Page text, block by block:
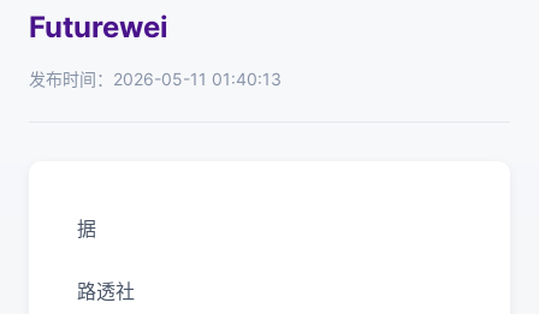
Futurewei
发布时间：2026-05-11 01:40:13
据
路透社